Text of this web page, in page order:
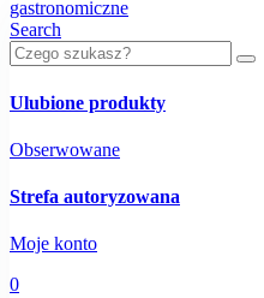
Search
Ulubione produkty
Obserwowane
Strefa autoryzowana
Moje konto
0